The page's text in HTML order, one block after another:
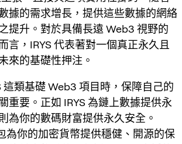
據的需求增長，提供這些數據的網絡
提升。對於具備長遠 Web3 視野的
言，IRYS 代表著對一個真正永久且
來的基礎性押注。
這類基礎 Web3 項目時，保障自己的
重要。正如 IRYS 為鏈上數據提供永
為你的數碼財富提供永久安全。
為你的加密貨幣提供穩健、開源的保